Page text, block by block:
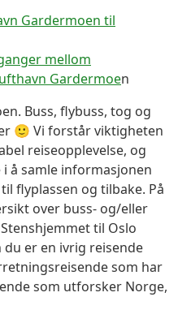
Gardermoen til
mellom
Gardermoen
Buss, flybuss, tog og
🙂 Vi forstår viktigheten
reiseopplevelse, og
å samle informasjonen
flyplassen og tilbake. På
over buss- og/eller
til Oslo
er en ivrig reisende
som har
som utforsker Norge,